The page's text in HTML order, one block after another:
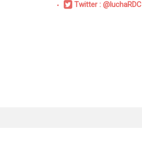
Twitter : @luchaRDC